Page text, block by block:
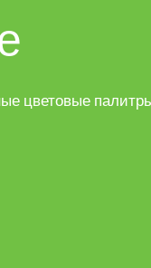
цветовые